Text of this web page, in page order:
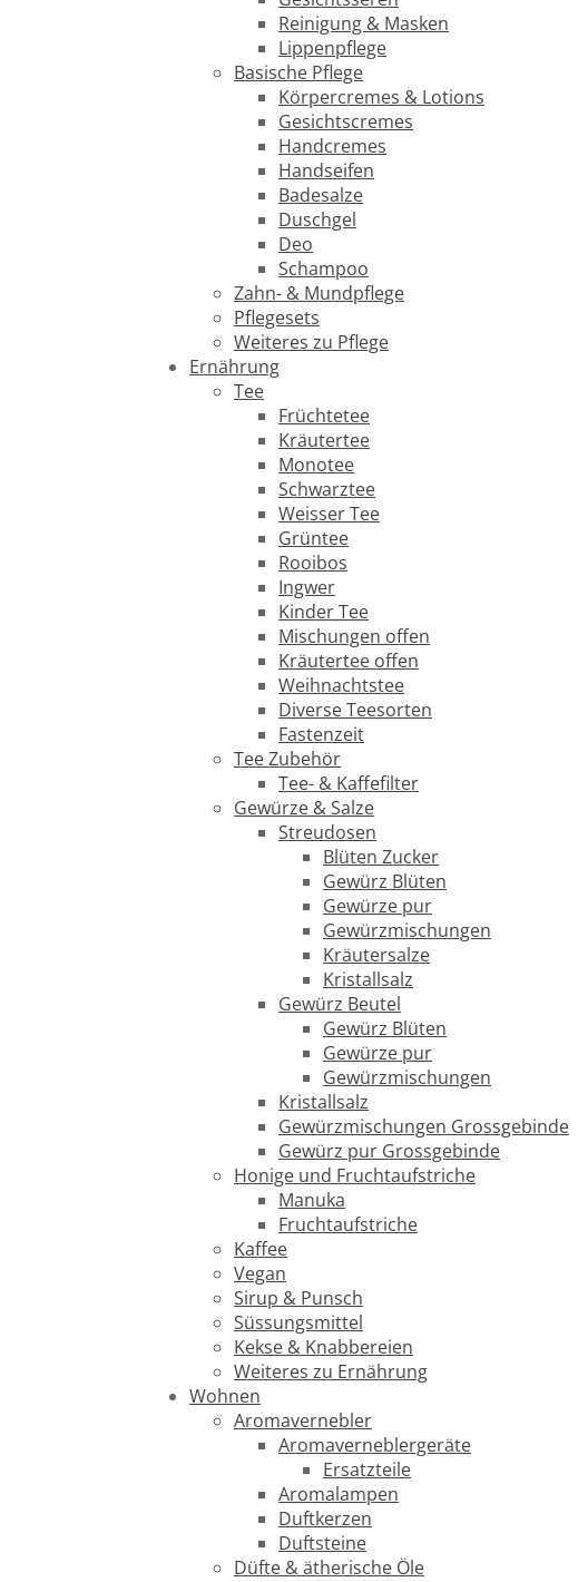
Reinigung & Masken
Lippenpflege
Basische Pflege
Körpercremes & Lotions
Gesichtscremes
Handcremes
Handseifen
Badesalze
Duschgel
Deo
Schampoo
Zahn- & Mundpflege
Pflegesets
Weiteres zu Pflege
Ernährung
Tee
Früchtetee
Kräutertee
Monotee
Schwarztee
Weisser Tee
Grüntee
Rooibos
Ingwer
Kinder Tee
Mischungen offen
Kräutertee offen
Weihnachtstee
Diverse Teesorten
Fastenzeit
Tee Zubehör
Tee- & Kaffefilter
Gewürze & Salze
Streudosen
Blüten Zucker
Gewürz Blüten
Gewürze pur
Gewürzmischungen
Kräutersalze
Kristallsalz
Gewürz Beutel
Gewürz Blüten
Gewürze pur
Gewürzmischungen
Kristallsalz
Gewürzmischungen Grossgebinde
Gewürz pur Grossgebinde
Honige und Fruchtaufstriche
Manuka
Fruchtaufstriche
Kaffee
Vegan
Sirup & Punsch
Süssungsmittel
Kekse & Knabbereien
Weiteres zu Ernährung
Wohnen
Aromavernebler
Aromaverneblergeräte
Ersatzteile
Aromalampen
Duftkerzen
Duftsteine
Düfte & ätherische Öle